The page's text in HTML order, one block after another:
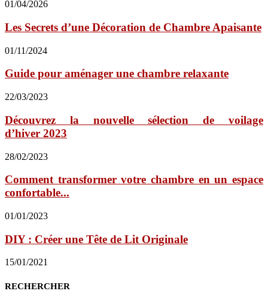
01/04/2026
Les Secrets d’une Décoration de Chambre Apaisante
01/11/2024
Guide pour aménager une chambre relaxante
22/03/2023
Découvrez la nouvelle sélection de voilage
d’hiver 2023
28/02/2023
Comment transformer votre chambre en un espace
confortable...
01/01/2023
DIY : Créer une Tête de Lit Originale
15/01/2021
RECHERCHER